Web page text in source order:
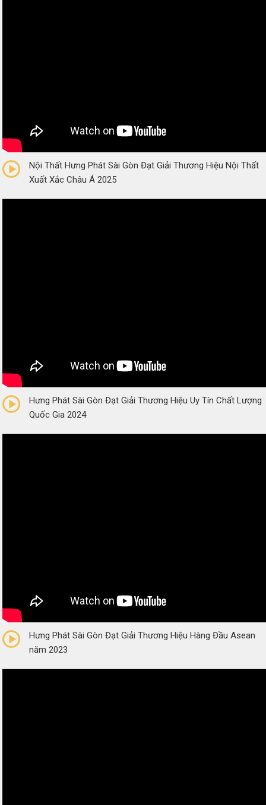
(0 Reviews)
Nội Thất Hưng Phát Sài Gòn Đạt Giải Thương Hiệu Nội Thất
Xuất Xắc Châu Á 2025
(0 Reviews)
Hưng Phát Sài Gòn Đạt Giải Thương Hiệu Uy Tín Chất Lượng
Quốc Gia 2024
(0 Reviews)
Hưng Phát Sài Gòn Đạt Giải Thương Hiệu Hàng Đầu Asean
năm 2023